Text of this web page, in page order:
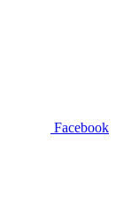
Facebook